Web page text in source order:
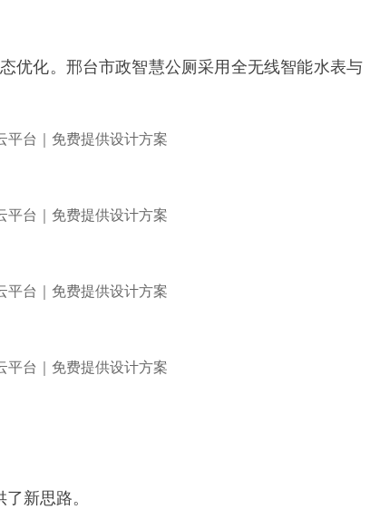
优化。邢台市政智慧公厕采用全无线智能水表与
新思路。